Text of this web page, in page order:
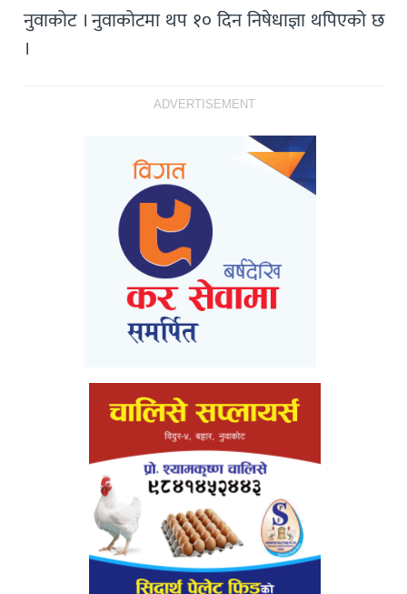
नुवाकोट । नुवाकोटमा थप १० दिन निषेधाज्ञा थपिएको छ
।
ADVERTISEMENT